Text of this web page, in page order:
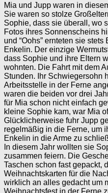
Mia und Jupp waren in
Sie waren so stolze
Sophie, dass sie überall, wo
Fotos ihres Sonnenscheins
und “Oohs” ernteten sie
Enkelin. Der einzige
dass Sophie und ihre Eltern
wohnten. Die Fahrt mit dem
Stunden. Ihr Schwiegersohn
Arbeitsstelle in der Ferne
waren die beiden vor drei
für Mia schon nicht einfach
kleine Sophie kam, war Mia
Glücklicherweise fuhr Jupp
regelmäßig in die Ferne, um
Enkelin in die Arme zu
In diesem Jahr wollten sie
zusammen feiern. Die
Taschen schon fast gepackt,
Weihnachtskarten für die
wirklich an alles gedacht um
Weihnachtsfest in der Ferne